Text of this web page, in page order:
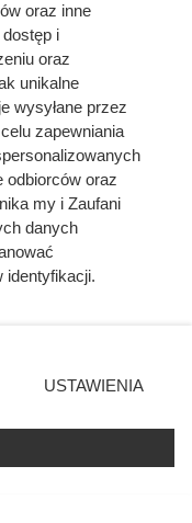
reagować
oraz inne
i
oraz
unikalne
wysyłane przez
zapewniania
odbiorców oraz
my i Zaufani
danych
identyfikacji.
prywatności
strony. Niektóre
się takiemu
zastosowania tylko
USTAWIENIA